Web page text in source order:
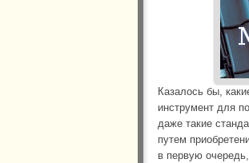
Казалось бы,
инструмент для
даже такие
путем
в первую